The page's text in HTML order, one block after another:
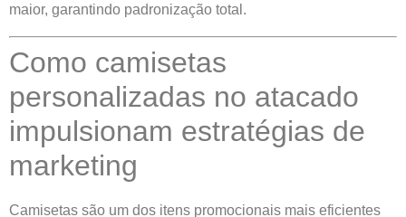
maior, garantindo padronização total.
Como camisetas
personalizadas no atacado
impulsionam estratégias de
marketing
Camisetas são um dos itens promocionais mais eficientes